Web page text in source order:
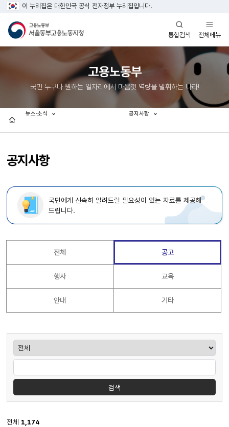
이 누리집은 대한민국 공식 전자정부 누리집입니다.
통합검색
열기
전체메뉴
열기
고용노동부
국민 누구나 원하는 일자리에서 마음껏 역량을 발휘하는 나라!
공지사항
뉴스·소식 공지사항
국민에게 신속히 알려드릴 필요성이 있는 자료를 제공해
드립니다.
전체 공고
행사 교육
안내 기타
게시판검색
검색
전체 1,174